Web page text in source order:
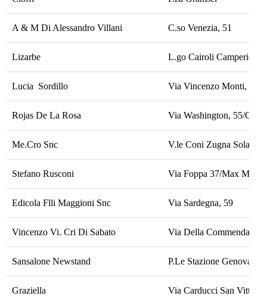
A & M Di Alessandro Villani C.so Venezia, 51
Lizarbe L.go Cairoli Camperio
Lucia Sordillo Via Vincenzo Monti, 21
Rojas De La Rosa Via Washington, 55/
Me.Cro Snc V.le Coni Zugna Solari
Stefano Rusconi Via Foppa 37/Max
Edicola Flli Maggioni Snc Via Sardegna, 59
Vincenzo Vi. Cri Di Sabato Via Della Commenda/
Sansalone Newstand P.Le Stazione Genova
Graziella Via Carducci San Vittore